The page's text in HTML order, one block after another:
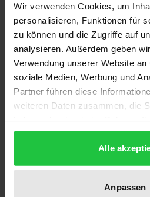
Wir verwenden Cookies, um
personalisieren, Funktionen für
zu können und die Zugriffe auf
analysieren. Außerdem geben
Verwendung unserer Website
soziale Medien, Werbung und
Partner führen diese
weiteren Daten zusammen, die
gesammelt haben.
Alle
Anpassen
Russland – ein „unsicherer“
positiver
Europäischen Kommission
europäischer Sicht derzeit als
mit der Folge, dass
der Europäischen Union nur
Garantien nach Russland
geltenden EU Datenschutz-
Arbeit untersucht vor diesem
Kriterien über die